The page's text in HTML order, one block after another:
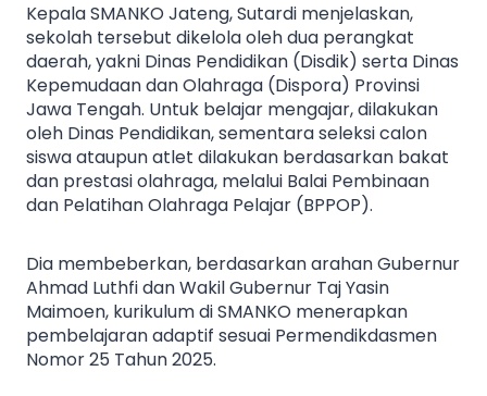
Kepala SMANKO Jateng, Sutardi menjelaskan,
sekolah tersebut dikelola oleh dua perangkat
daerah, yakni Dinas Pendidikan (Disdik) serta Dinas
Kepemudaan dan Olahraga (Dispora) Provinsi
Jawa Tengah. Untuk belajar mengajar, dilakukan
oleh Dinas Pendidikan, sementara seleksi calon
siswa ataupun atlet dilakukan berdasarkan bakat
dan prestasi olahraga, melalui Balai Pembinaan
dan Pelatihan Olahraga Pelajar (BPPOP).
Dia membeberkan, berdasarkan arahan Gubernur
Ahmad Luthfi dan Wakil Gubernur Taj Yasin
Maimoen, kurikulum di SMANKO menerapkan
pembelajaran adaptif sesuai Permendikdasmen
Nomor 25 Tahun 2025.